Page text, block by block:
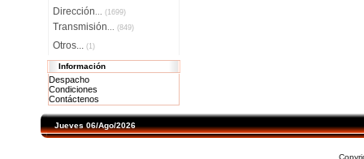
Dirección... (1699)
Transmisión... (849)
Otros... (1)
Información
Despacho
Condiciones
Contáctenos
Jueves 06/Ago/2026